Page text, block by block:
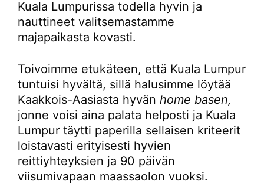
Kuala Lumpurissa todella hyvin ja
nauttineet valitsemastamme
majapaikasta kovasti.
Toivoimme etukäteen, että Kuala Lumpur
tuntuisi hyvältä, sillä halusimme löytää
Kaakkois-Aasiasta hyvän home basen,
jonne voisi aina palata helposti ja Kuala
Lumpur täytti paperilla sellaisen kriteerit
loistavasti erityisesti hyvien
reittiyhteyksien ja 90 päivän
viisumivapaan maassaolon vuoksi.